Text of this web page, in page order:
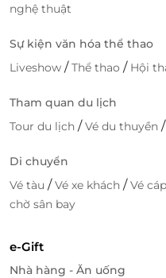
nghệ thuật
Sự kiện văn hóa thể thao
Liveshow /Thể thao / Hội
Tham quan du lịch
Tour du lịch /Vé du thuyền /
Di chuyển
Vé tàu /Vé xe khách /Vé
chờ sân bay
e-Gift
Nhà hàng - Ăn uống